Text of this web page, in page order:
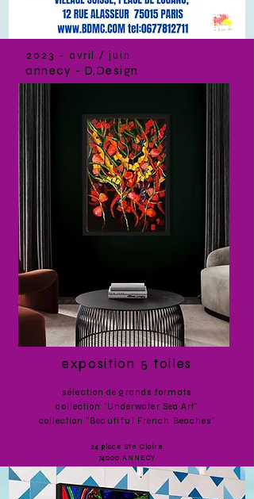
2023 - avril / juin
annecy - D.Design
exposition 5 toiles
sélectionde grands formats
collection "Underwater Sea Art"
collection "Beautiful French Beaches"
24 place Ste Claire
74000 ANNECY